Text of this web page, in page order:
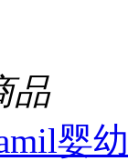
品
婴